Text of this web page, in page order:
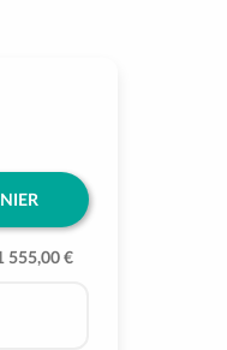
555,00 €